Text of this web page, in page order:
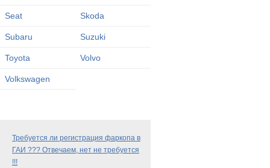
Seat Skoda
Subaru Suzuki
Toyota Volvo
Volkswagen
Требуется ли регистрация фаркопа в
ГАИ ??? Отвечаем, нет не требуется
!!!